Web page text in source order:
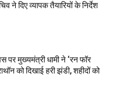
ने दिए व्यापक तैयारियों के निर्देश
पर मुख्यमंत्री धामी ने ‘रन फॉर
को दिखाई हरी झंडी, शहीदों को